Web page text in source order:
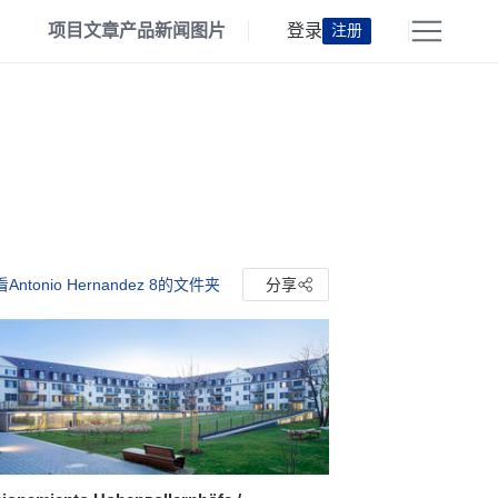
项目文章产品新闻 图片 登录 注册
Antonio Hernandez 8的文件夹 分享